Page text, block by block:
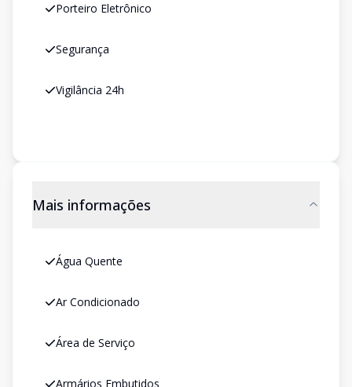
Porteiro Eletrônico
Segurança
Vigilância 24h
Mais informações
Água Quente
Ar Condicionado
Área de Serviço
Armários Embutidos